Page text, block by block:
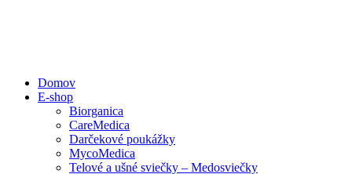
Domov
E-shop
Biorganica
CareMedica
Darčekové poukážky
MycoMedica
Telové a ušné sviečky – Medosviečky